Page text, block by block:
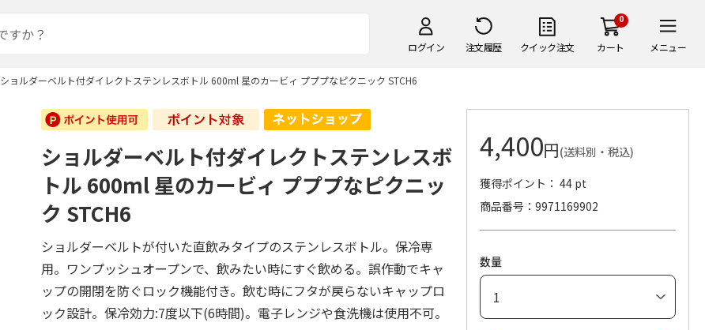
ログイン 注文履歴 クイック注文
0
カート メニュー
ショルダーベルト付ダイレクトステンレスボトル 600ml 星のカービィ プププなピクニック STCH6
ショルダーベルト付ダイレクトステンレスボ
トル 600ml 星のカービィ プププなピクニッ
ク STCH6
ショルダーベルトが付いた直飲みタイプのステンレスボトル。保冷専
用。ワンプッシュオープンで、飲みたい時にすぐ飲める。誤作動でキャ
ップの開閉を防ぐロック機能付き。飲む時にフタが戻らないキャップロ
ック設計。保冷効力:7度以下(6時間)。電子レンジや食洗機は使用不可。
4,400円(送料別・税込)
獲得ポイント： 44 pt
商品番号
9971169902
数量